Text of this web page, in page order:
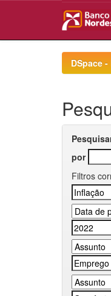
DSpace
por
Filtros